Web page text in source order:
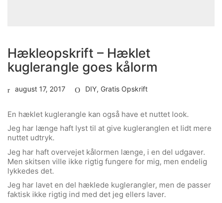
Hækleopskrift – Hæklet
kuglerangle goes kålorm
august 17, 2017 DIY, Gratis Opskrift
En hæklet kuglerangle kan også have et nuttet look.
Jeg har længe haft lyst til at give kugleranglen et lidt mere
nuttet udtryk.
Jeg har haft overvejet kålormen længe, i en del udgaver.
Men skitsen ville ikke rigtig fungere for mig, men endelig
lykkedes det.
Jeg har lavet en del hæklede kuglerangler, men de passer
faktisk ikke rigtig ind med det jeg ellers laver.